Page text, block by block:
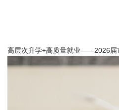
高层次升学+高质量就业——2026届